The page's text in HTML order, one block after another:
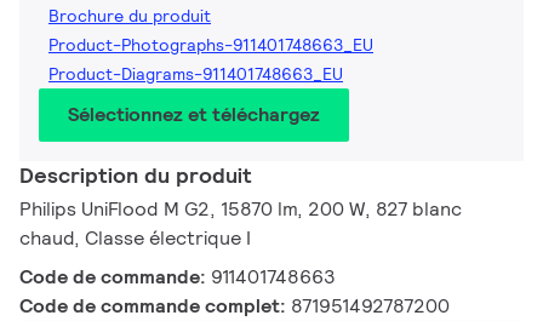
Brochure du produit
Product-Photographs-911401748663_EU
Product-Diagrams-911401748663_EU
Sélectionnez et téléchargez
Description du produit
Philips UniFlood M G2, 15870 lm, 200 W, 827 blanc
chaud, Classe électrique I
Code de commande: 911401748663
Code de commande complet: 871951492787200